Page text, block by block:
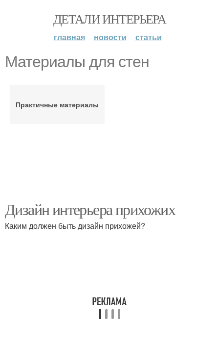
ДЕТАЛИ ИНТЕРЬЕРА
главная новости статьи
Материалы для стен
Практичные материалы
Дизайн интерьера прихожих
Каким должен быть дизайн прихожей?